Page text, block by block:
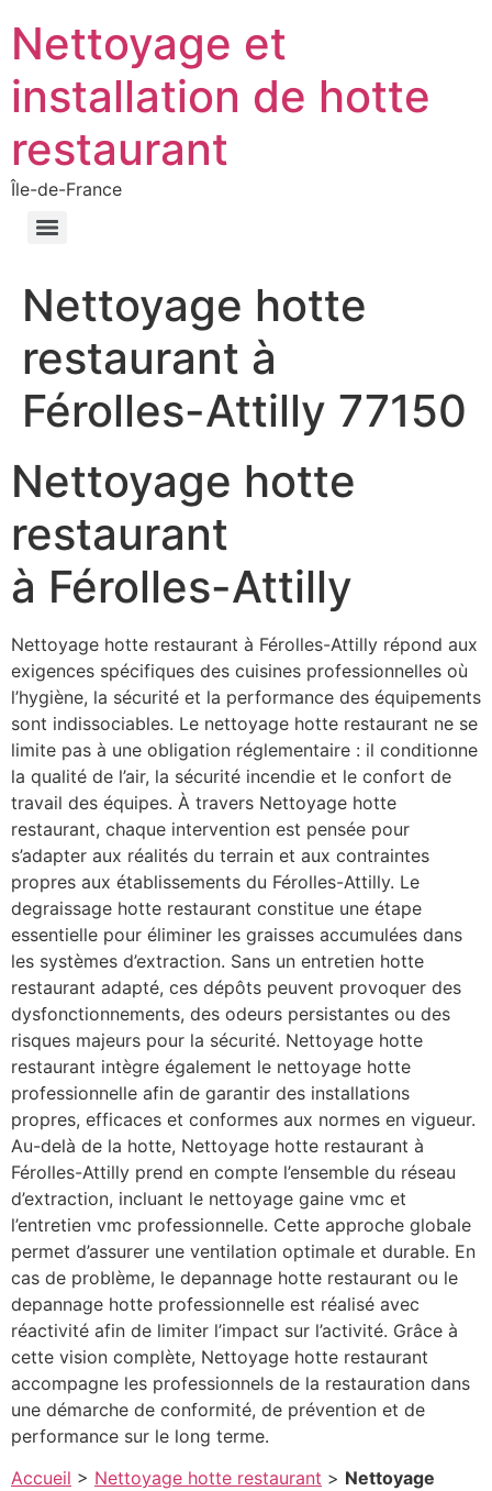
Nettoyage et
installation de hotte
restaurant
Île-de-France
Nettoyage hotte
restaurant à
Férolles-Attilly 77150
Nettoyage hotte
restaurant
à Férolles-Attilly
Nettoyage hotte restaurant à Férolles-Attilly répond aux
exigences spécifiques des cuisines professionnelles où
l’hygiène, la sécurité et la performance des équipements
sont indissociables. Le nettoyage hotte restaurant ne se
limite pas à une obligation réglementaire : il conditionne
la qualité de l’air, la sécurité incendie et le confort de
travail des équipes. À travers Nettoyage hotte
restaurant, chaque intervention est pensée pour
s’adapter aux réalités du terrain et aux contraintes
propres aux établissements du Férolles-Attilly. Le
degraissage hotte restaurant constitue une étape
essentielle pour éliminer les graisses accumulées dans
les systèmes d’extraction. Sans un entretien hotte
restaurant adapté, ces dépôts peuvent provoquer des
dysfonctionnements, des odeurs persistantes ou des
risques majeurs pour la sécurité. Nettoyage hotte
restaurant intègre également le nettoyage hotte
professionnelle afin de garantir des installations
propres, efficaces et conformes aux normes en vigueur.
Au-delà de la hotte, Nettoyage hotte restaurant à
Férolles-Attilly prend en compte l’ensemble du réseau
d’extraction, incluant le nettoyage gaine vmc et
l’entretien vmc professionnelle. Cette approche globale
permet d’assurer une ventilation optimale et durable. En
cas de problème, le depannage hotte restaurant ou le
depannage hotte professionnelle est réalisé avec
réactivité afin de limiter l’impact sur l’activité. Grâce à
cette vision complète, Nettoyage hotte restaurant
accompagne les professionnels de la restauration dans
une démarche de conformité, de prévention et de
performance sur le long terme.
Accueil > Nettoyage hotte restaurant > Nettoyage